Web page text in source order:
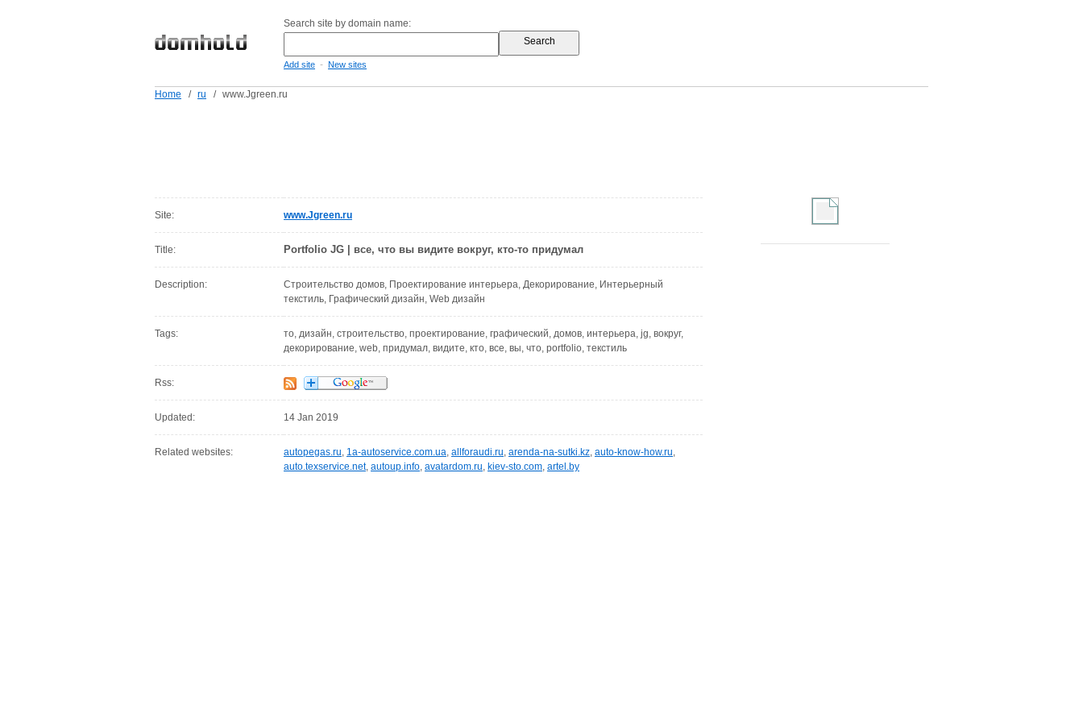
Search site by domain name:
Add site - New sites
Home / ru / www.Jgreen.ru
Site: www.Jgreen.ru
Title: Portfolio JG | все, что вы видите вокруг, кто-то придумал
Description:
Строительство домов, Проектирование интерьера, Декорирование, Интерьерный
текстиль, Графический дизайн, Web дизайн
Tags:
то, дизайн, строительство, проектирование, графический, домов, интерьера, jg, вокруг,
декорирование, web, придумал, видите, кто, все, вы, что, portfolio, текстиль
Rss:
Updated: 14 Jan 2019
Related websites: autopegas.ru, 1a-autoservice.com.ua, allforaudi.ru, arenda-na-sutki.kz, auto-know-how.ru,
auto.texservice.net, autoup.info, avatardom.ru, kiev-sto.com, artel.by